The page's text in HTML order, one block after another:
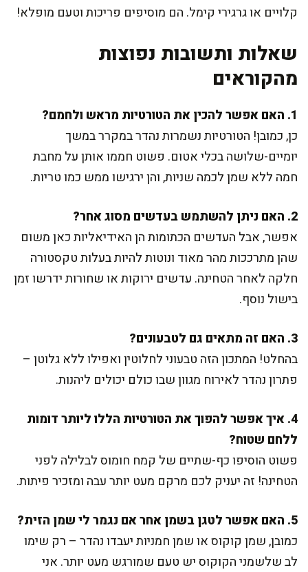
קלויים או גרגירי קימל. הם מוסיפים פריכות וטעם מופלא!
שאלות ותשובות נפוצות
מהקוראים
1. האם אפשר להכין את הטורטיות מראש ולחמם?
כן, כמובן! הטורטיות נשמרות נהדר במקרר במשך
יומיים-שלושה בכלי אטום. פשוט חממו אותן על מחבת
חמה ללא שמן לכמה שניות, והן ירגישו ממש כמו טריות.
2. האם ניתן להשתמש בעדשים מסוג אחר?
אפשר, אבל העדשים הכתומות הן האידיאליות כאן משום
שהן מתרככות מהר מאוד ונוטות להיות בעלות טקסטורה
חלקה לאחר הטחינה. עדשים ירוקות או שחורות ידרשו זמן
בישול נוסף.
3. האם זה מתאים גם לטבעונים?
בהחלט! המתכון הזה טבעוני לחלוטין ואפילו ללא גלוטן –
פתרון נהדר לאירוח מגוון שבו כולם יכולים ליהנות.
4. איך אפשר להפוך את הטורטיות הללו ליותר דומות
ללחם שטוח?
פשוט הוסיפו כף-שתיים של קמח חומוס לבלילה לפני
הטחינה! זה יעניק לכם מרקם מעט יותר עבה ומזכיר פיתות.
5. האם אפשר לטגן בשמן אחר אם נגמר לי שמן הזית?
כמובן, שמן קוקוס או שמן חמניות יעבדו נהדר – רק שימו
לב שלשמני הקוקוס יש טעם שמורגש מעט יותר. אני